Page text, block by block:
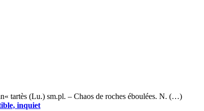
tartès (Lu.) sm.pl. – Chaos de roches éboulées. N. (…)
inquiet